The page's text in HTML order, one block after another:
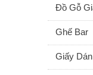
Đồ Gỗ
Ghế Bar
Giấy